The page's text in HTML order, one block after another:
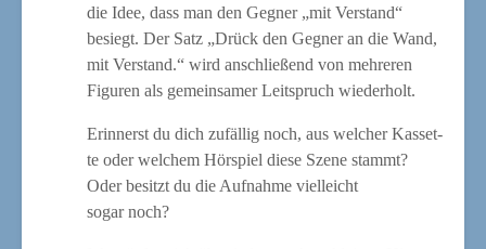
die Idee, dass man den Geg­ner „mit Ver­stand“
besiegt. Der Satz „Drück den Geg­ner an die Wand,
mit Ver­stand.“ wird anschlie­ßend von meh­re­ren
Figu­ren als gemein­sa­mer Leit­spruch wiederholt.
Erin­nerst du dich zufäl­lig noch, aus wel­cher Kas­set­
te oder wel­chem Hör­spiel die­se Sze­ne stammt?
Oder besitzt du die Auf­nah­me viel­leicht
sogar noch?